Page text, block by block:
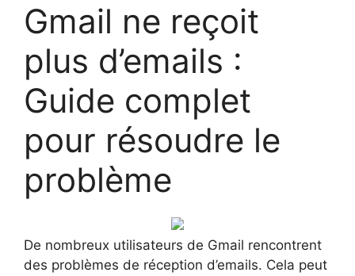
Gmail ne reçoit
plus d’emails :
Guide complet
pour résoudre le
problème
De nombreux utilisateurs de Gmail rencontrent
des problèmes de réception d’emails. Cela peut